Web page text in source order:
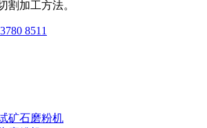
割加工方法。
8511
矿石磨粉机